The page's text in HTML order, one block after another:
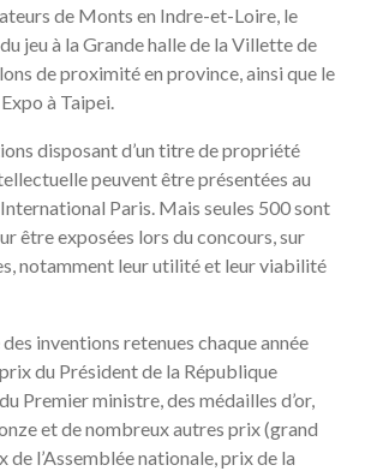
de Monts en Indre-et-Loire, le
jeu à la Grande halle de la Villette de
de proximité en province, ainsi que le
à Taipei.
disposant d’un titre de propriété
peuvent être présentées au
Paris. Mais seules 500 sont
être exposées lors du concours, sur
notamment leur utilité et leur viabilité
inventions retenues chaque année
du Président de la République
Premier ministre, des médailles d’or,
et de nombreux autres prix (grand
de l’Assemblée nationale, prix de la